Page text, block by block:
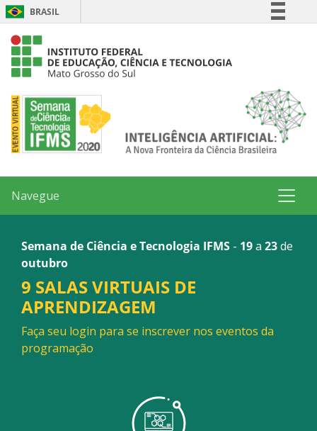
BRASIL
Acesso à informação
Canais
Navegue
Semana de Ciência e Tecnologia IFMS - 19a 23de
outubro
9 SALAS VIRTUAIS DE
APRENDIZAGEM
Faça seu login para se inscrever nos eventos da
programação